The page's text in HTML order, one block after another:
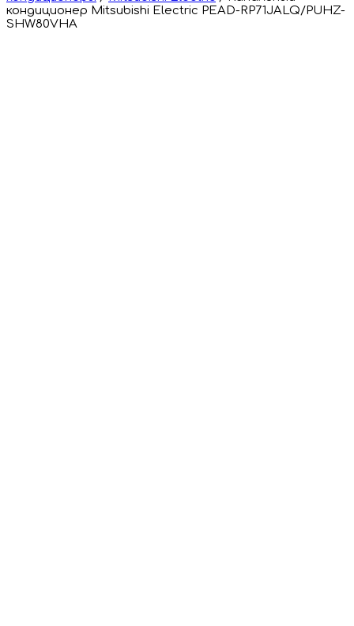
кондиционер Mitsubishi Electric PEAD-RP71JALQ/PUHZ-
SHW80VHA